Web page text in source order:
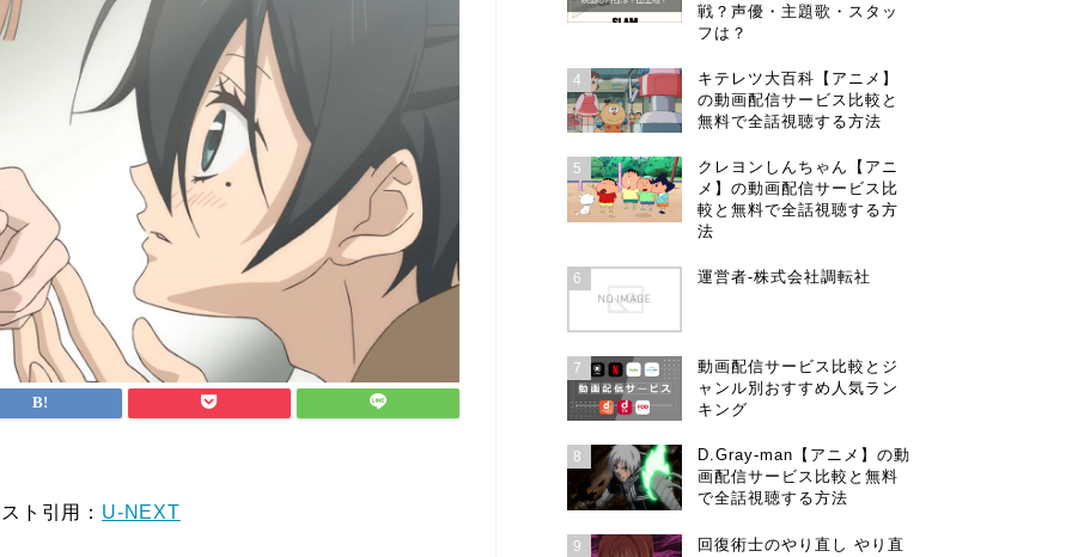
ト引用： U-NEXT
戦？声優・主題歌・スタッ
フは？
4
キテレツ大百科【アニメ】
の動画配信サービス比較と
無料で全話視聴する方法
5
クレヨンしんちゃん【アニ
メ】の動画配信サービス比
較と無料で全話視聴する方
法
6 運営者-株式会社調転社
7
動画配信サービス比較とジ
ャンル別おすすめ人気ラン
キング
8
D.Gray-man【アニメ】の動
画配信サービス比較と無料
で全話視聴する方法
9
回復術士のやり直し やり直